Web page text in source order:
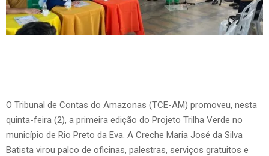
O Tribunal de Contas do Amazonas (TCE-AM) promoveu, nesta
quinta-feira (2), a primeira edição do Projeto Trilha Verde no
município de Rio Preto da Eva. A Creche Maria José da Silva
Batista virou palco de oficinas, palestras, serviços gratuitos e